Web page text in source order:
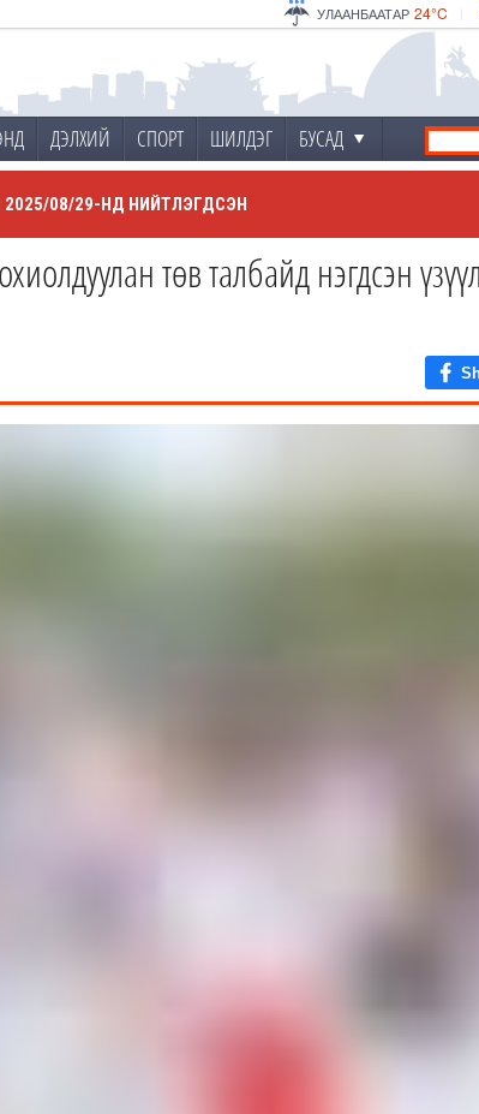
24°C
УЛААНБААТАР
25°C
ДАРХАН
22°C
ЭРДЭНЭТ
ДЭЛХИЙ СПОРТ ШИЛДЭГ БУСАД
08/29-НД НИЙТЛЭГДСЭН
төв талбайд нэгдсэн